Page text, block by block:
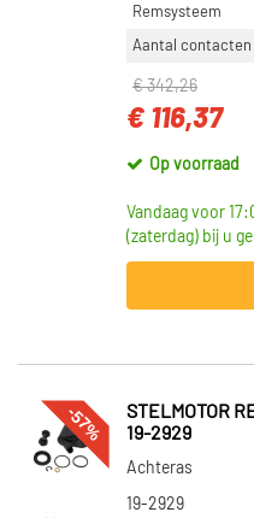
Remsysteem
Aantal contacten
€ 342,26
€ 116,37
Op voorraad
Vandaag voor
(zaterdag) bij u
-57%
STELMOTOR
19-2929
Achteras
19-2929